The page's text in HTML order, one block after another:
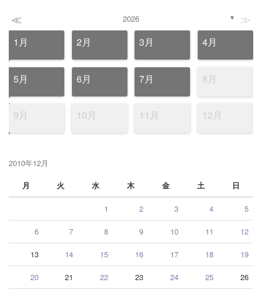
≪ 2026 ▼ ≫
1月 2月 3月 4月
5月 6月 7月 8月
9月 10月 11月 12月
2010年12月
月
火 水 木 金 土 日
1 2 3 4 5
6 7 8 9 10 11 12
13 14 15 16 17 18 19
20 21 22 23 24 25 26